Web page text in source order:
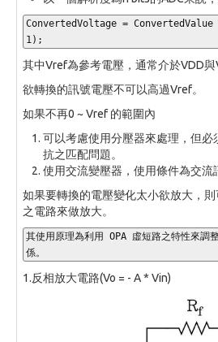
ConvertedVoltage = ConvertedValue
1);
其中Vref為參考電壓，通常介於VDD與
欲轉換的訊號電壓不可以高過Vref。
如果不再0 ~ Vref 的範圍內
可以考慮使用分壓器來處理，但必
抗之匹配問題。
使用交流變壓器，使用條件為交流
如果要轉換的電壓變化太小欲放大，
之電路來做放大。
其使用原理為利用 OPA 虛短路之特性來調
係。
1.反相放大電路(Vo = - A * Vin)